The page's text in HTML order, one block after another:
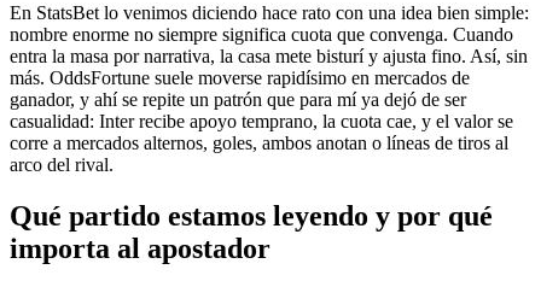
En StatsBet lo venimos diciendo hace rato con una idea bien simple:
nombre enorme no siempre significa cuota que convenga. Cuando
entra la masa por narrativa, la casa mete bisturí y ajusta fino. Así, sin
más. OddsFortune suele moverse rapidísimo en mercados de
ganador, y ahí se repite un patrón que para mí ya dejó de ser
casualidad: Inter recibe apoyo temprano, la cuota cae, y el valor se
corre a mercados alternos, goles, ambos anotan o líneas de tiros al
arco del rival.
Qué partido estamos leyendo y por qué
importa al apostador